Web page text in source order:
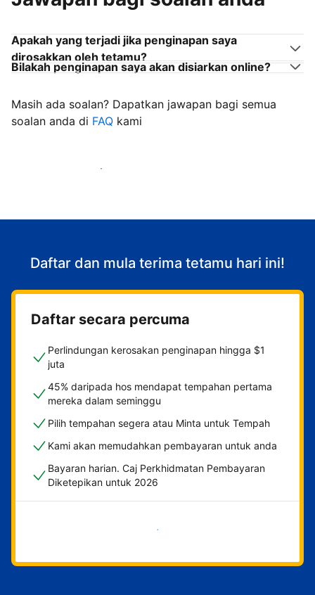
Apakah yang terjadi jika penginapan saya
dirosakkan oleh tetamu?
Bilakah penginapan saya akan disiarkan online?
Masih ada soalan? Dapatkan jawapan bagi semua
soalan anda di FAQ kami
Mula mengalu-alukan tetamu
Daftar dan mula terima tetamu hari ini!
Daftar secara percuma
Perlindungan kerosakan penginapan hingga $1
juta
45% daripada hos mendapat tempahan pertama
mereka dalam seminggu
Pilih tempahan segera atau Minta untuk Tempah
Kami akan memudahkan pembayaran untuk anda
Bayaran harian. Caj Perkhidmatan Pembayaran
Diketepikan untuk 2026
Mulakan sekarang